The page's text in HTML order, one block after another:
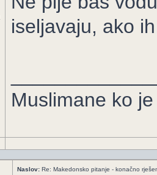
iseljavaju, ako
Muslimane ko
Naslov: Re: Makedonsko pitanje - konačno